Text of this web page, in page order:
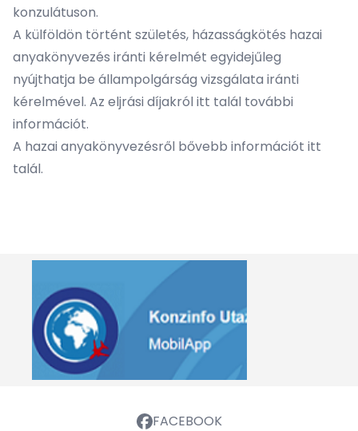
konzulátuson.
A külföldön történt születés, házasságkötés hazai
anyakönyvezés iránti kérelmét egyidejűleg
nyújthatja be állampolgárság vizsgálata iránti
kérelmével. Az eljrási díjakról itt talál további
információt.
A hazai anyakönyvezésről bővebb információt itt
talál.
FACEBOOK